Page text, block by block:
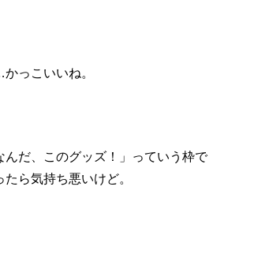
っこいいね。
だ、このグッズ！」っていう枠で
ら気持ち悪いけど。